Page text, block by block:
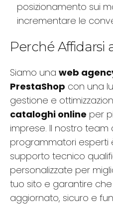
posizionamento sui
incrementare le
Perché Affidarsi
Siamo una web
PrestaShop con una
gestione e
cataloghi online per
imprese. Il nostro team
programmatori esperti
supporto tecnico
personalizzate per
tuo sito e garantire
aggiornato, sicuro e